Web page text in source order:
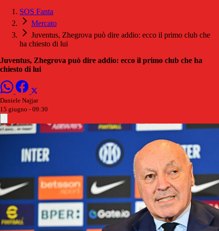
SOS Fanta
Mercato
Juventus, Zhegrova può dire addio: ecco il primo club che
ha chiesto di lui
Juventus, Zhegrova può dire addio: ecco il primo club che ha
chiesto di lui
Daniele Najjar
15 giugno - 09:30